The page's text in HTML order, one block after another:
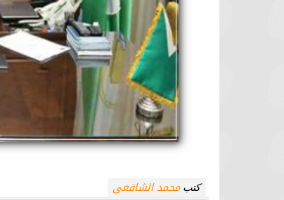
كتبمحمد الشافعى